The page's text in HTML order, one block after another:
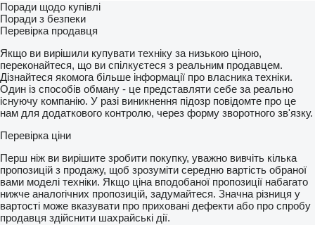
Поради щодо купівлі
Поради з безпеки
Перевірка продавця
Якщо ви вирішили купувати техніку за низькою ціною,
переконайтеся, що ви спілкуєтеся з реальним продавцем.
Дізнайтеся якомога більше інформації про власника техніки.
Один із способів обману - це представляти себе за реально
існуючу компанію. У разі виникнення підозр повідомте про це
нам для додаткового контролю, через форму зворотного зв'язку.
Перевірка ціни
Перш ніж ви вирішите зробити покупку, уважно вивчіть кілька
пропозицій з продажу, щоб зрозуміти середню вартість обраної
вами моделі техніки. Якщо ціна вподобаної пропозиції набагато
нижче аналогічних пропозицій, задумайтеся. Значна різниця у
вартості може вказувати про приховані дефекти або про спробу
продавця здійснити шахрайські дії.